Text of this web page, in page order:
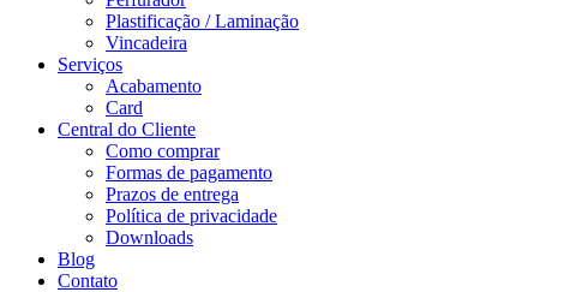
Plastificação / Laminação
Vincadeira
Serviços
Acabamento
Card
Central do Cliente
Como comprar
Formas de pagamento
Prazos de entrega
Política de privacidade
Downloads
Blog
Contato